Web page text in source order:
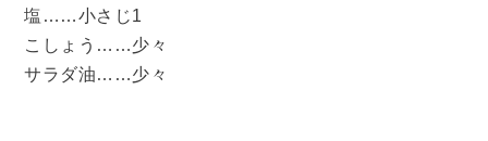
塩……小さじ1
こしょう……少々
サラダ油……少々